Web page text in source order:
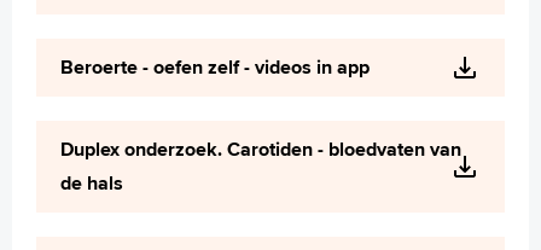
Beroerte - oefen zelf - videos in app
Duplex onderzoek. Carotiden - bloedvaten van
de hals